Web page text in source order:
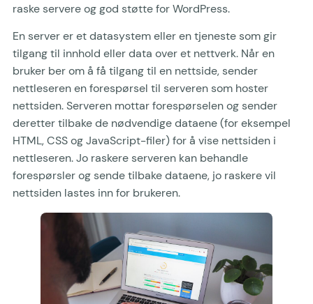
raske servere og god støtte for WordPress.
En server er et datasystem eller en tjeneste som gir
tilgang til innhold eller data over et nettverk. Når en
bruker ber om å få tilgang til en nettside, sender
nettleseren en forespørsel til serveren som hoster
nettsiden. Serveren mottar forespørselen og sender
deretter tilbake de nødvendige dataene (for eksempel
HTML, CSS og JavaScript-filer) for å vise nettsiden i
nettleseren. Jo raskere serveren kan behandle
forespørsler og sende tilbake dataene, jo raskere vil
nettsiden lastes inn for brukeren.